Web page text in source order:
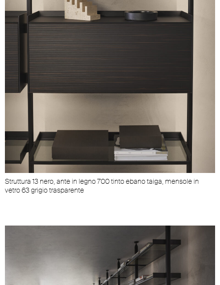
Struttura 13 nero, ante in legno 700 tinto ebano taiga, mensole in
vetro 63 grigio trasparente